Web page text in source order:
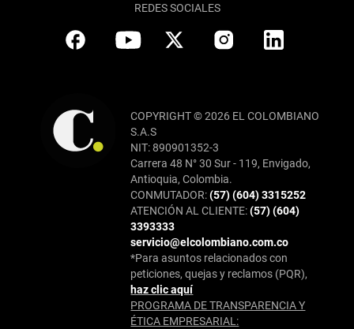
REDES SOCIALES
COPYRIGHT © 2026 EL COLOMBIANO
S.A.S
NIT: 890901352-3
Carrera 48 N° 30 Sur - 119, Envigado,
Antioquia, Colombia.
CONMUTADOR:(57) (604) 3315252
ATENCIÓN AL CLIENTE:(57) (604)
3393333
servicio@elcolombiano.com.co
*Para asuntos relacionados con
peticiones, quejas y reclamos (PQR),
haz clic aquí
PROGRAMA DE TRANSPARENCIA Y
ÉTICA EMPRESARIAL: